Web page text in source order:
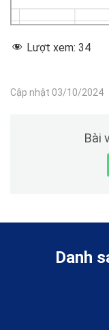
Lượt xem: 34
Cập nhật 03/10/2024
Bài
Danh